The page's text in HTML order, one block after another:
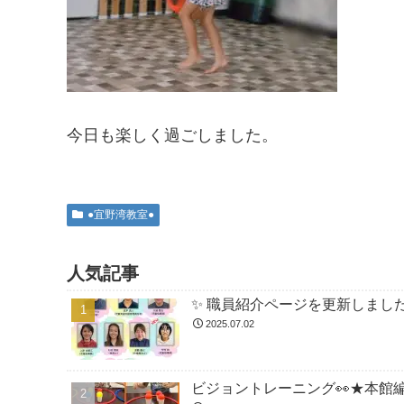
今日も楽しく過ごしました。
●宜野湾教室●
人気記事
✨ 職員紹介ページを更新しまし
2025.07.02
ビジョントレーニング👀★本館